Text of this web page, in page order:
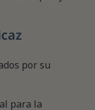
por su
para la